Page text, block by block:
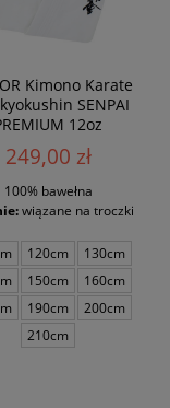
Kimono Karate
SENPAI
12oz
249,00 zł
100% bawełna
wiązane na troczki
120cm
130cm
150cm
160cm
190cm
200cm
210cm